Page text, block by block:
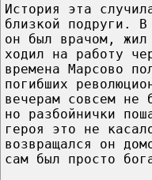
История эта
близкой подруги.
он был врачом,
ходил на работу
времена Марсово
погибших
вечерам совсем не
но разбойнички
героя это не
возвращался он
сам был просто